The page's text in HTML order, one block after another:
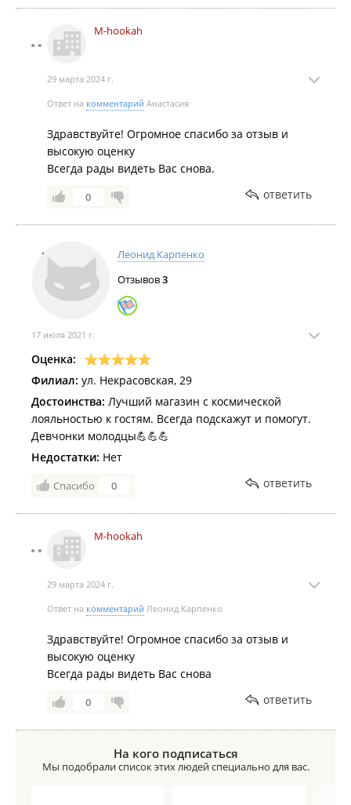
M-hookah
29 марта 2024 г.
Ответ на комментарий Анастасия
Здравствуйте! Огромное спасибо за отзыв и
высокую оценку
Всегда рады видеть Вас снова.
0 ответить
Леонид Карпенко
Отзывов3
17 июля 2021 г.
Оценка:
Филиал: ул. Некрасовская, 29
Достоинства: Лучший магазин с космической
лояльностью к гостям. Всегда подскажут и помогут.
Девчонки молодцы💪💪💪
Недостатки: Нет
Спасибо 0 ответить
M-hookah
29 марта 2024 г.
Ответ на комментарий Леонид Карпенко
Здравствуйте! Огромное спасибо за отзыв и
высокую оценку
Всегда рады видеть Вас снова
0 ответить
На кого подписаться
Мы подобрали список этих людей специально для вас.